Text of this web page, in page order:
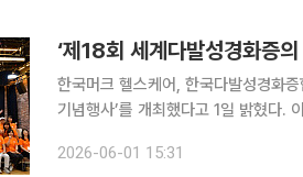
‘제18회 세계다발성경화증
한국머크 헬스케어, 한국다발성경화
기념행사’를 개최했다고 1일 밝혔다. 이번 행사는 세계다발성경화증의 날(World MSday)을 맞아
적 이해와 공감 확대, 치료환경개선,
2026-06-01 15:31